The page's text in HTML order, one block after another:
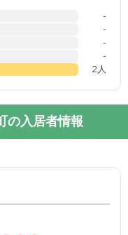
-
-
-
-
2人
の入居者情報